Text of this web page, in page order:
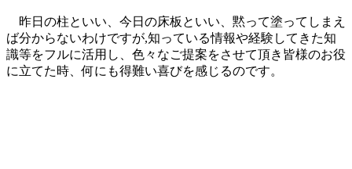
昨日の柱といい、今日の床板といい、黙って塗ってしまえ
ば分からないわけですが,知っている情報や経験してきた知
識等をフルに活用し、色々なご提案をさせて頂き皆様のお役
に立てた時、何にも得難い喜びを感じるのです。